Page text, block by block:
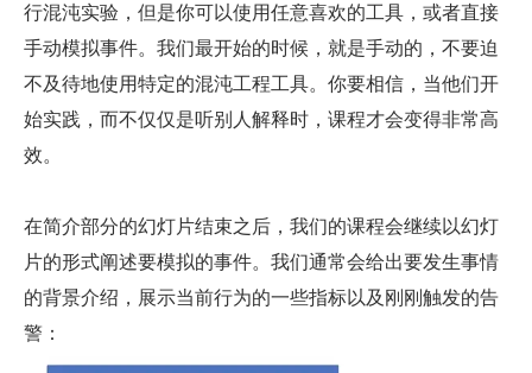
行混沌实验，但是你可以使用任意喜欢的工具，或者直接
手动模拟事件。我们最开始的时候，就是手动的，不要迫
不及待地使用特定的混沌工程工具。你要相信，当他们开
始实践，而不仅仅是听别人解释时，课程才会变得非常高
效。
在简介部分的幻灯片结束之后，我们的课程会继续以幻灯
片的形式阐述要模拟的事件。我们通常会给出要发生事情
的背景介绍，展示当前行为的一些指标以及刚刚触发的告
警：